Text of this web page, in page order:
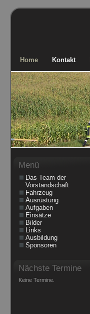
Home Kontakt
Menü
Das Team der
Vorstandschaft
Fahrzeug
Ausrüstung
Aufgaben
Einsätze
Bilder
Links
Ausbildung
Sponsoren
Nächste Termine
Keine Termine.